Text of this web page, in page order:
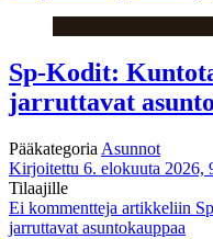
Sp-Kodit:
jarruttavat
Pääkategoria Asunnot
Kirjoitettu 6. elokuuta 2026,
Tilaajille
Ei kommentteja artikkeliin
jarruttavat asuntokauppaa